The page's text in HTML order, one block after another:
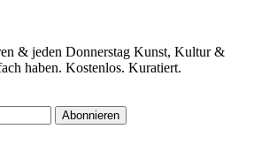
& jeden Donnerstag Kunst, Kultur &
haben. Kostenlos. Kuratiert.
Abonnieren